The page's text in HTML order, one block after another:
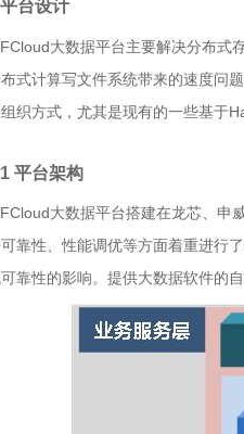
台设计
大数据平台主要解决分布式
式计算写文件系统带来的速度问
织方式，尤其是现有的一些基于
平台架构
大数据平台搭建在龙芯、申
靠性、性能调优等方面着重进行
靠性的影响。提供大数据软件的